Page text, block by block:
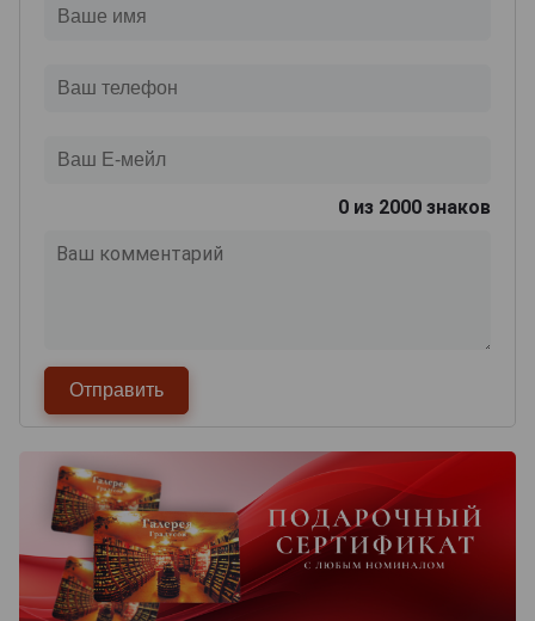
0 из 2000 знаков